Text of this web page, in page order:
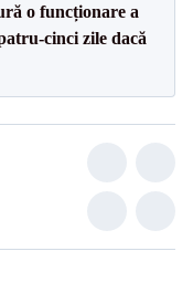
o funcționare a
cinci zile dacă